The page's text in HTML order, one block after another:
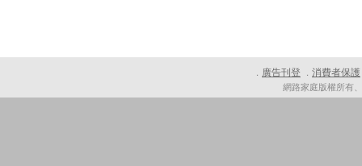
． 廣告刊登 ． 消費者保護
網路家庭版權所有